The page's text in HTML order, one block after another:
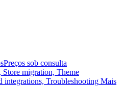
Preços sob consulta
Store migration, Theme
integrations, Troubleshooting Mais